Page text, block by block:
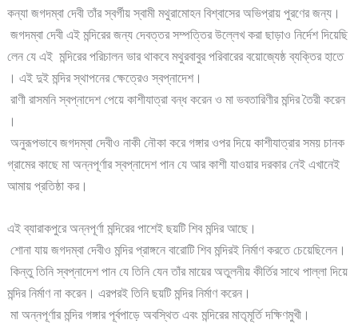
কন্যা জগদম্বা দেবী তাঁর স্বর্গীয় স্বামী মথুরামোহন বিশ্বাসের অভিপ্রায় পুরণের জন্য।
জগদম্বা দেবী এই মন্দিরের জন্য দেবত্তর সম্পত্তির উল্লেখ করা ছাড়াও নির্দেশ দিয়েছি
লেন যে এই মন্দিরের পরিচালন ভার থাকবে মথুরবাবুর পরিবারের বয়োজ্যেষ্ঠ ব্যক্তির হাতে
। এই দুই মন্দির স্থাপনের ক্ষেত্রেও স্বপ্নাদেশ।
রাণী রাসমনি স্বপ্নাদেশ পেয়ে কাশীযাত্রা বন্ধ করেন ও মা ভবতারিণীর মন্দির তৈরী করেন
।
অনুরূপভাবে জগদম্বা দেবীও নাকী নৌকা করে গঙ্গার ওপর দিয়ে কাশীযাত্রার সময় চানক
গ্রামের কাছে মা অন্নপূর্ণার স্বপ্নাদেশ পান যে আর কাশী যাওয়ার দরকার নেই এখানেই
আমায় প্রতিষ্ঠা কর।
এই ব্যারাকপুরে অন্নপূর্ণা মন্দিরের পাশেই ছয়টি শিব মন্দির আছে।
শোনা যায় জগদম্বা দেবীও মন্দির প্রাঙ্গনে বারোটি শিব মন্দিরই নির্মাণ করতে চেয়েছিলেন।
কিন্তু তিনি স্বপ্নাদেশ পান যে তিনি যেন তাঁর মায়ের অতুলনীয় কীর্তির সাথে পাল্লা দিয়ে
মন্দির নির্মাণ না করেন। এরপরই তিনি ছয়টি মন্দির নির্মাণ করেন।
মা অন্নপূর্ণার মন্দির গঙ্গার পূর্বপাড়ে অবস্থিত এবং মন্দিরের মাতৃমূর্তি দক্ষিণমুখী।